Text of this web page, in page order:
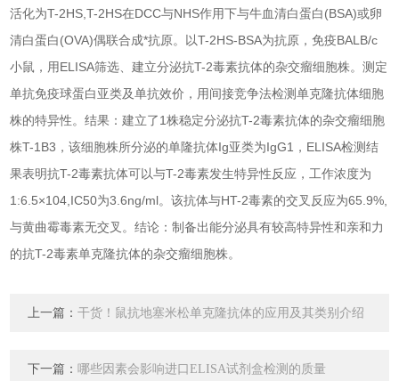
活化为T-2HS,T-2HS在DCC与NHS作用下与牛血清白蛋白(BSA)或卵
清白蛋白(OVA)偶联合成*抗原。以T-2HS-BSA为抗原，免疫BALB/c
小鼠，用ELISA筛选、建立分泌抗T-2毒素抗体的杂交瘤细胞株。测定
单抗免疫球蛋白亚类及单抗效价，用间接竞争法检测单克隆抗体细胞
株的特异性。结果：建立了1株稳定分泌抗T-2毒素抗体的杂交瘤细胞
株T-1B3，该细胞株所分泌的单隆抗体Ig亚类为IgG1，ELISA检测结
果表明抗T-2毒素抗体可以与T-2毒素发生特异性反应，工作浓度为
1:6.5×104,IC50为3.6ng/ml。该抗体与HT-2毒素的交叉反应为65.9%,
与黄曲霉毒素无交叉。结论：制备出能分泌具有较高特异性和亲和力
的抗T-2毒素单克隆抗体的杂交瘤细胞株。
上一篇：干货！鼠抗地塞米松单克隆抗体的应用及其类别介绍
下一篇：哪些因素会影响进口ELISA试剂盒检测的质量